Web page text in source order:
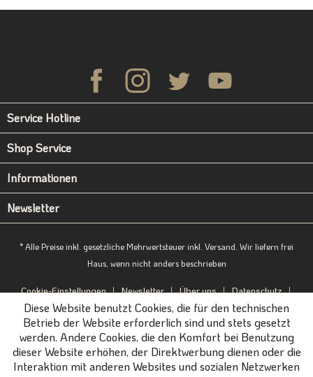
Service Hotline
Shop Service
Informationen
Newsletter
* Alle Preise inkl. gesetzliche Mehrwertsteuer inkl. Versand. Wir liefern frei
Haus, wenn nicht anders beschrieben
Cookie-Einstellungen Newsletter Über uns
Datenschutz
Impressum
B2B-Portal
Diese Website benutzt Cookies, die für den technischen
Betrieb der Website erforderlich sind und stets gesetzt
werden. Andere Cookies, die den Komfort bei Benutzung
dieser Website erhöhen, der Direktwerbung dienen oder die
Interaktion mit anderen Websites und sozialen Netzwerken